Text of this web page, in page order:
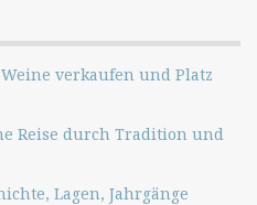
verkaufen und Platz
Reise durch Tradition und
Lagen, Jahrgänge